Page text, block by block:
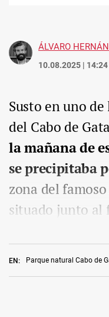
ÁLVARO
10.08.2025 | 14:24
EN: Parque natural Cabo de
Susto en uno
del Cabo de
la mañana de
se precipitaba
zona del
situado junto al